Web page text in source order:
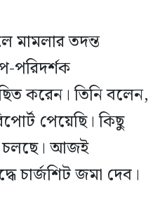
মামলার তদন্ত
পরিদর্শক
করেন। তিনি বলেন,
পেয়েছি। কিছু
আজই
চার্জশিট জমা দেব।